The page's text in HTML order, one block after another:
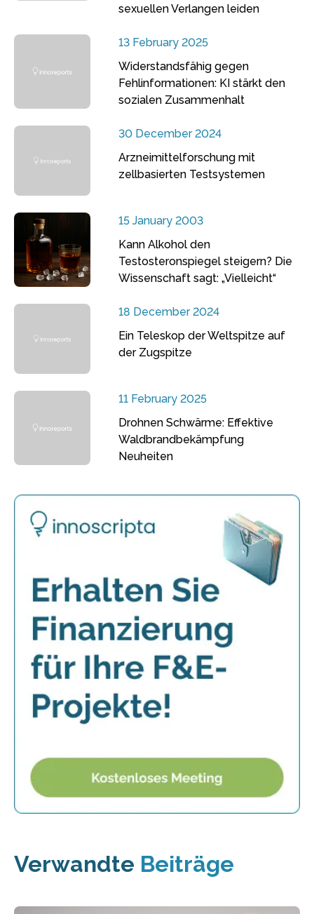
sexuellen Verlangen leiden
13 February 2025
Widerstandsfähig gegen
Fehlinformationen: KI stärkt den
sozialen Zusammenhalt
30 December 2024
Arzneimittelforschung mit
zellbasierten Testsystemen
15 January 2003
Kann Alkohol den
Testosteronspiegel steigern? Die
Wissenschaft sagt: „Vielleicht“
18 December 2024
Ein Teleskop der Weltspitze auf
der Zugspitze
11 February 2025
Drohnen Schwärme: Effektive
Waldbrandbekämpfung
Neuheiten
Verwandte Beiträge